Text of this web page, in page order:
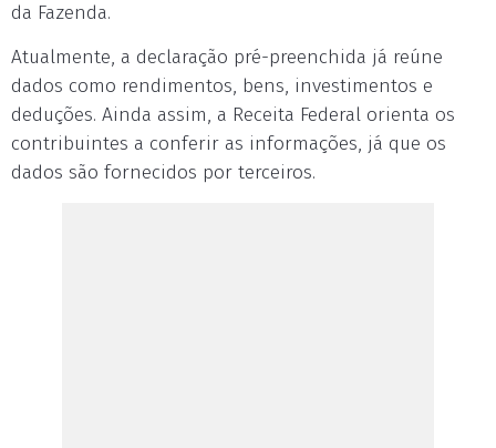
da Fazenda.
Atualmente, a declaração pré-preenchida já reúne
dados como rendimentos, bens, investimentos e
deduções. Ainda assim, a Receita Federal orienta os
contribuintes a conferir as informações, já que os
dados são fornecidos por terceiros.